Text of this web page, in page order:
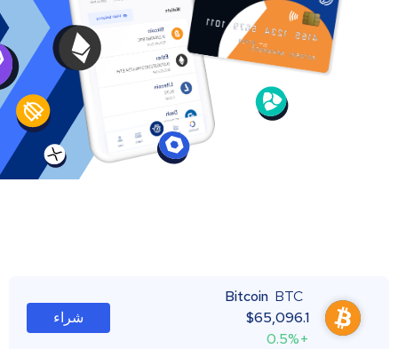
Bitcoin BTC
$65,096.1
+0.5%
شراء